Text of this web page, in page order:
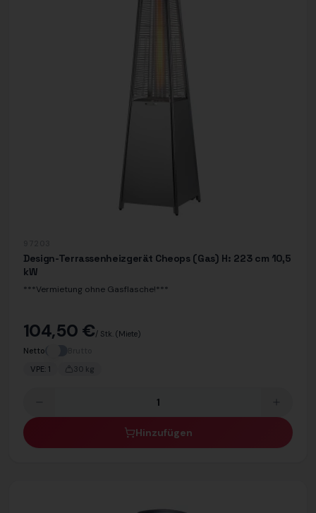
Design-Terrassenheizgerät Cheops (Gas) H: 223 cm 10,5
kW
***Vermietung ohne Gasflasche!***
104,50 €/ Stk.(Miete)
Netto
VPE: 1 30 kg
Hinzufügen